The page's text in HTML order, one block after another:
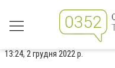
13:24, 2 грудня 2022 р.